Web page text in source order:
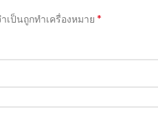
เป็นถูกทำเครื่องหมาย *